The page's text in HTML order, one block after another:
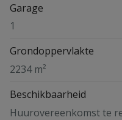
Garage
1
Grondoppervlakte
2234 m²
Beschikbaarheid
Huurovereenkomst te